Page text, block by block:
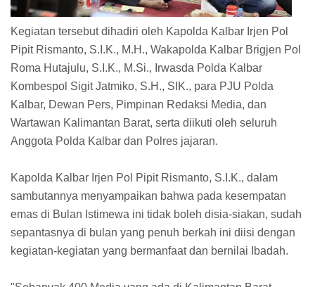
Kegiatan tersebut dihadiri oleh Kapolda Kalbar Irjen Pol
Pipit Rismanto, S.I.K., M.H., Wakapolda Kalbar Brigjen Pol
Roma Hutajulu, S.I.K., M.Si., Irwasda Polda Kalbar
Kombespol Sigit Jatmiko, S.H., SIK., para PJU Polda
Kalbar, Dewan Pers, Pimpinan Redaksi Media, dan
Wartawan Kalimantan Barat, serta diikuti oleh seluruh
Anggota Polda Kalbar dan Polres jajaran.
Kapolda Kalbar Irjen Pol Pipit Rismanto, S.I.K., dalam
sambutannya menyampaikan bahwa pada kesempatan
emas di Bulan Istimewa ini tidak boleh disia-siakan, sudah
sepantasnya di bulan yang penuh berkah ini diisi dengan
kegiatan-kegiatan yang bermanfaat dan bernilai Ibadah.